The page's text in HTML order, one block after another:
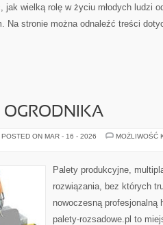
jak wielką rolę w życiu młodych ludzi
Na stronie można odnaleźć treści
OGRODNIKA
POSTED ON MAR - 16 - 2026
MOŻLIWOŚĆ
Palety produkcyjne,
rozwiązania, bez których
nowoczesną profesjonalną
palety-rozsadowe.pl to